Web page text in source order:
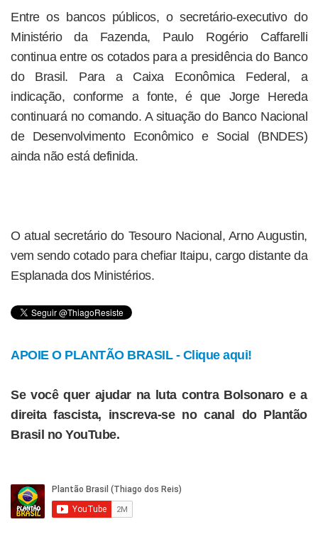
Entre os bancos públicos, o secretário-executivo do
Ministério da Fazenda, Paulo Rogério Caffarelli
continua entre os cotados para a presidência do Banco
do Brasil. Para a Caixa Econômica Federal, a
indicação, conforme a fonte, é que Jorge Hereda
continuará no comando. A situação do Banco Nacional
de Desenvolvimento Econômico e Social (BNDES)
ainda não está definida.
O atual secretário do Tesouro Nacional, Arno Augustin,
vem sendo cotado para chefiar Itaipu, cargo distante da
Esplanada dos Ministérios.
APOIE O PLANTÃO BRASIL - Clique aqui!
Se você quer ajudar na luta contra Bolsonaro e a
direita fascista, inscreva-se no canal do Plantão
Brasil no YouTube.